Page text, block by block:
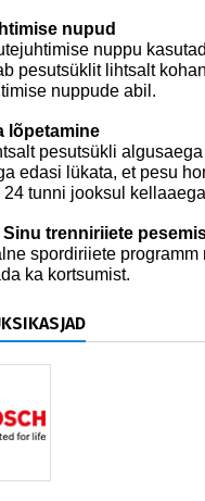
nupud
nuppu
pesutsüklit lihtsalt
nuppude abil.
lõpetamine
pesutsükli
edasi lükata, et pesu
24 tunni jooksul
trenniriiete
spordiriiete
ka kortsumist.